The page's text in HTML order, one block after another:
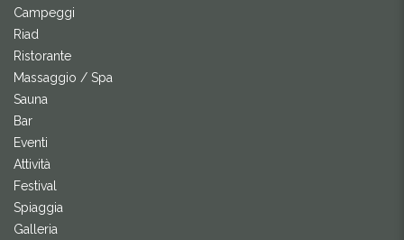
Campeggi
Riad
Ristorante
Massaggio / Spa
Sauna
Bar
Eventi
Attività
Festival
Spiaggia
Galleria